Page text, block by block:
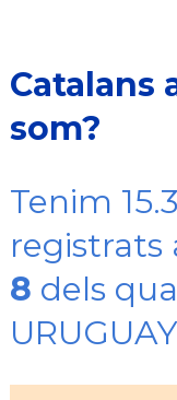
Catalans
som?
Tenim
registrats
8 dels
URUGUAY